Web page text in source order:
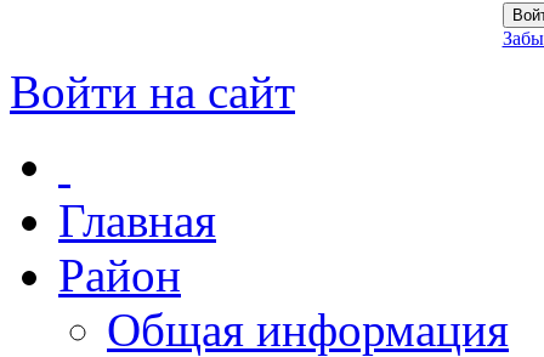
Войти на сайт
Главная
Район
Общая информация